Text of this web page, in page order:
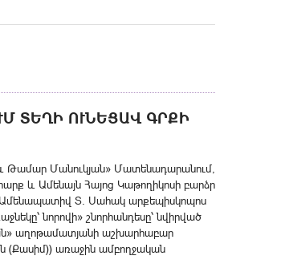
ՏԵՂԻ ՈՒՆԵՑԱՎ ԳՐՔԻ
Թամար Մանուկյան» Մատենադարանում,
և Ամենայն Հայոց Կաթողիկոսի բարձր
Տ. Սահակ արքեպիսկոպոս
նորովի» շնորհանդեսը՝ նվիրված
աղոթամատյանի աշխարհաբար
(Քասիմ)) առաջին ամբողջական